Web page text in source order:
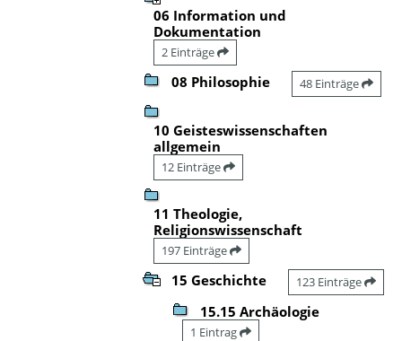
06 Information und
Dokumentation
2 Einträge
08 Philosophie 48 Einträge
10 Geisteswissenschaften
allgemein
12 Einträge
11 Theologie,
Religionswissenschaft
197 Einträge
15 Geschichte 123 Einträge
15.15 Archäologie
1 Eintrag